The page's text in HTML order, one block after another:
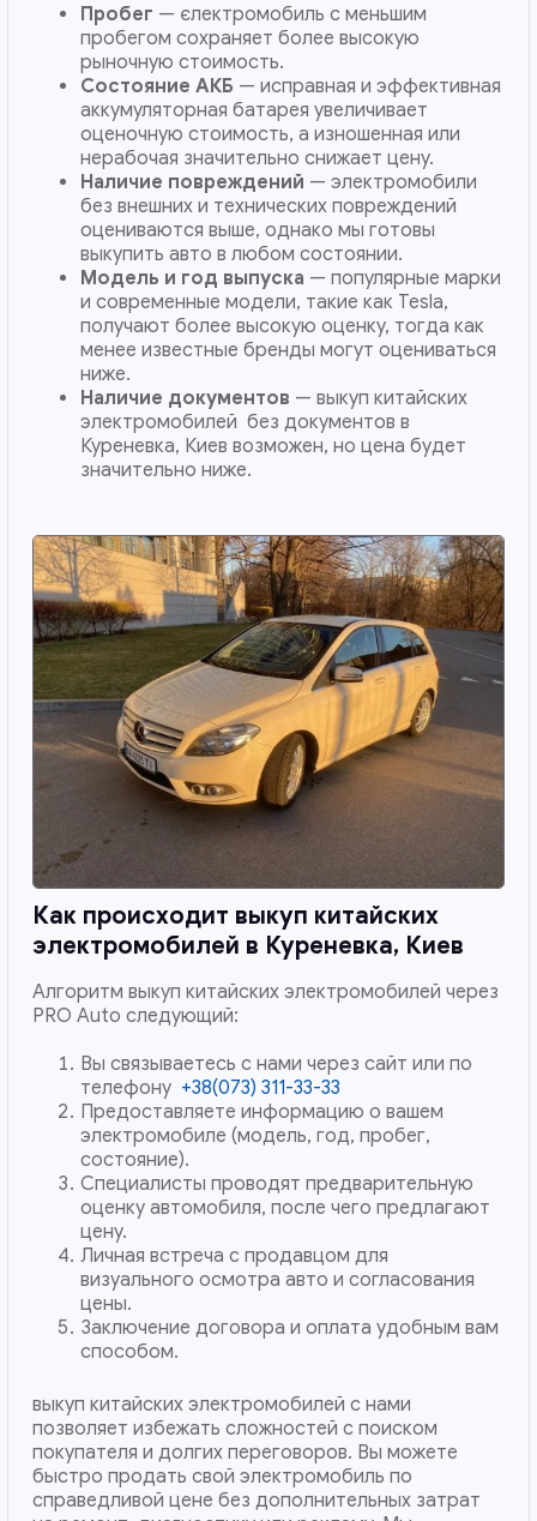
Пробег — єлектромобиль с меньшим
пробегом сохраняет более высокую
рыночную стоимость.
Состояние АКБ — исправная и эффективная
аккумуляторная батарея увеличивает
оценочную стоимость, а изношенная или
нерабочая значительно снижает цену.
Наличие повреждений — электромобили
без внешних и технических повреждений
оцениваются выше, однако мы готовы
выкупить авто в любом состоянии.
Модель и год выпуска — популярные марки
и современные модели, такие как Tesla,
получают более высокую оценку, тогда как
менее известные бренды могут оцениваться
ниже.
Наличие документов — выкуп китайских
электромобилей без документов в
Куреневка, Киев возможен, но цена будет
значительно ниже.
Как происходит выкуп китайских
электромобилей в Куреневка, Киев
Алгоритм выкуп китайских электромобилей через
PRO Auto следующий:
Вы связываетесь с нами через сайт или по
телефону +38(073) 311-33-33
Предоставляете информацию о вашем
электромобиле (модель, год, пробег,
состояние).
Специалисты проводят предварительную
оценку автомобиля, после чего предлагают
цену.
Личная встреча с продавцом для
визуального осмотра авто и согласования
цены.
Заключение договора и оплата удобным вам
способом.
выкуп китайских электромобилей с нами
позволяет избежать сложностей с поиском
покупателя и долгих переговоров. Вы можете
быстро продать свой электромобиль по
справедливой цене без дополнительных затрат